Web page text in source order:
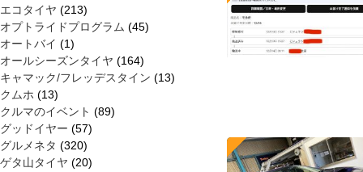
エコタイヤ (213)
オプトライドプログラム (45)
オートバイ (1)
オールシーズンタイヤ (164)
キャマック/フレッデスタイン (13)
クムホ (13)
クルマのイベント (89)
グッドイヤー (57)
グルメネタ (320)
ゲタ山タイヤ (20)